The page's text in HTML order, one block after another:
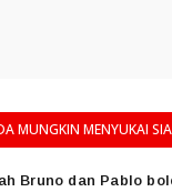
MUNGKIN MENYUKAI
Bruno dan Pablo